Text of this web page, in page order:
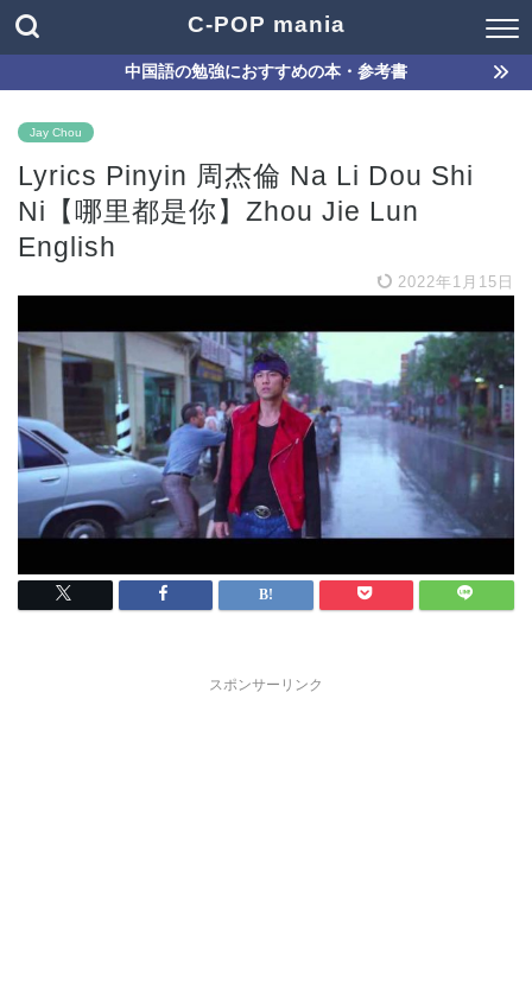
C-POP mania
中国語の勉強におすすめの本・参考書
Jay Chou
Lyrics Pinyin 周杰倫 Na Li Dou Shi
Ni【哪里都是你】Zhou Jie Lun
English
2022年1月15日
スポンサーリンク